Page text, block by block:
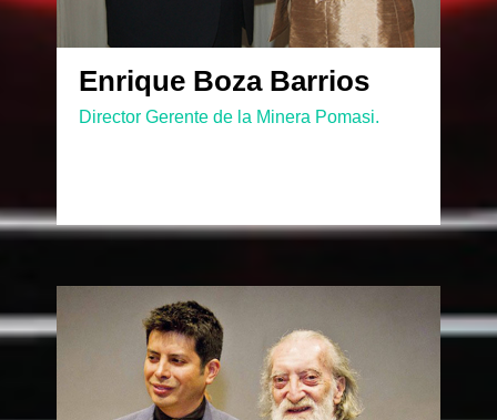
Enrique Boza Barrios
Director Gerente de la Minera Pomasi.